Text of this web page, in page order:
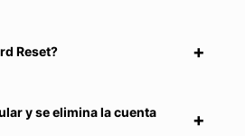
Reset?
y se elimina la cuenta